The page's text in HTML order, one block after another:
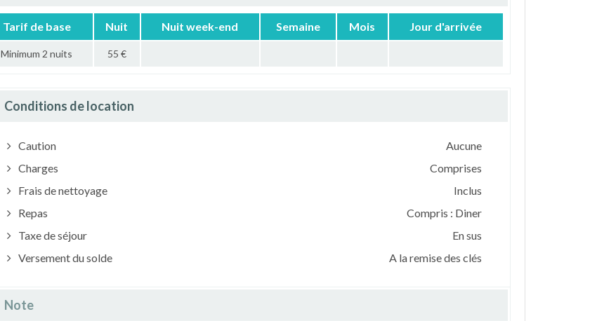
Tarif de base Nuit Nuit week-end Semaine Mois Jour d'arrivée
Minimum 2 nuits 55 €
Conditions de location
Caution
Aucune
Charges
Comprises
Frais de nettoyage
Inclus
Repas
Compris : Diner
Taxe de séjour
En sus
Versement du solde
A la remise des clés
Note